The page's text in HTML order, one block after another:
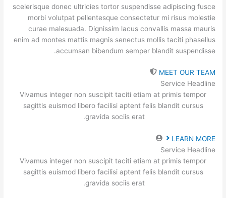
scelerisque donec ultricies tortor suspendisse adipiscing fusce
morbi volutpat pellentesque consectetur mi risus molestie
curae malesuada. Dignissim lacus convallis massa mauris
enim ad montes mattis magnis senectus mollis taciti phasellus
accumsan bibendum semper blandit suspendisse.
MEET OUR TEAM
Service Headline
Vivamus integer non suscipit taciti etiam at primis tempor
sagittis euismod libero facilisi aptent felis blandit cursus
gravida sociis erat.
LEARN MORE
Service Headline
Vivamus integer non suscipit taciti etiam at primis tempor
sagittis euismod libero facilisi aptent felis blandit cursus
gravida sociis erat.